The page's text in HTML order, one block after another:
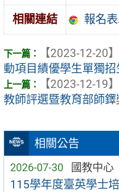
相關公告
2026-07-30 國教中心
115學年度臺英學士
相關連結 報名
【2023-12-20】
動項目績優學生單獨
【2023-12-19】
教師評選暨教育部師